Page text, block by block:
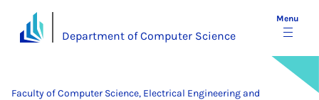
Department of Computer Science
Menu
Faculty of Computer Science, Electrical Engineering and